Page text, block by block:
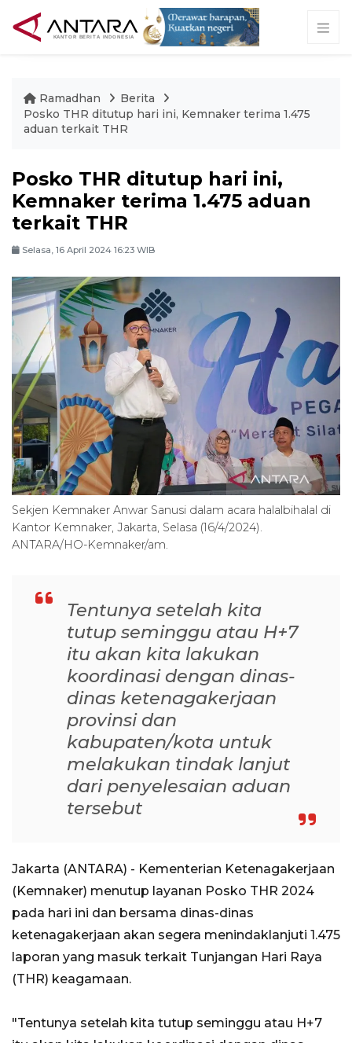
Ramadhan
Berita
Posko THR ditutup hari ini, Kemnaker terima 1.475
aduan terkait THR
Posko THR ditutup hari ini,
Kemnaker terima 1.475 aduan
terkait THR
Selasa, 16 April 2024 16:23 WIB
Sekjen Kemnaker Anwar Sanusi dalam acara halalbihalal di
Kantor Kemnaker, Jakarta, Selasa (16/4/2024).
ANTARA/HO-Kemnaker/am.
Tentunya setelah kita
tutup seminggu atau H+7
itu akan kita lakukan
koordinasi dengan dinas-
dinas ketenagakerjaan
provinsi dan
kabupaten/kota untuk
melakukan tindak lanjut
dari penyelesaian aduan
tersebut
Jakarta (ANTARA) - Kementerian Ketenagakerjaan
(Kemnaker) menutup layanan Posko THR 2024
pada hari ini dan bersama dinas-dinas
ketenagakerjaan akan segera menindaklanjuti 1.475
laporan yang masuk terkait Tunjangan Hari Raya
(THR) keagamaan.
"Tentunya setelah kita tutup seminggu atau H+7